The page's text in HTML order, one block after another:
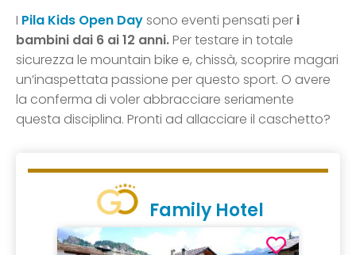
I Pila Kids Open Daysono eventi pensati per i
bambini dai 6 ai 12 anni.Per testare in totale
sicurezza le mountain bike e, chissà, scoprire magari
un’inaspettata passione per questo sport. O avere
la conferma di voler abbracciare seriamente
questa disciplina. Pronti ad allacciare il caschetto?
Family Hotel